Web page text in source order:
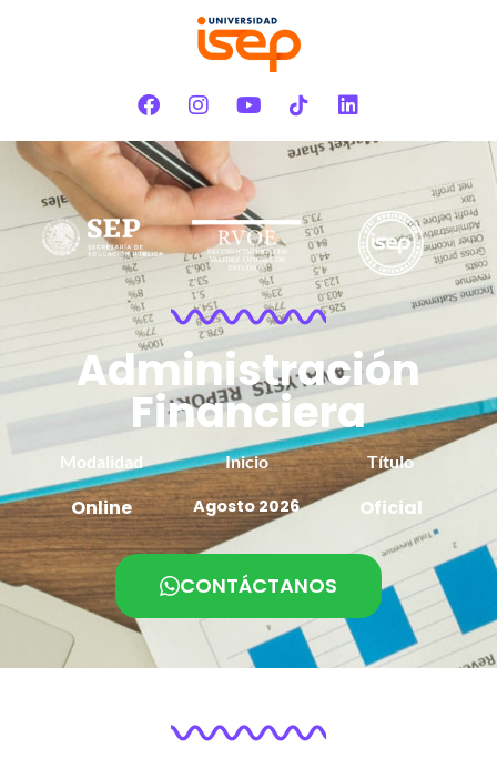
Administración
Financiera
Modalidad
Online
Inicio
Agosto 2026
Título
Oficial
CONTÁCTANOS